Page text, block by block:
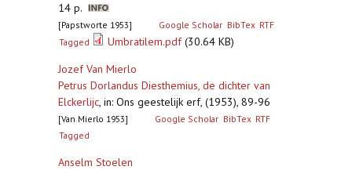
14 p.
[Papstworte 1953] Google Scholar BibTex RTF
Tagged
Umbratilem.pdf(30.64 KB)
Jozef Van Mierlo
Petrus Dorlandus Diesthemius, de dichter van
Elckerlijc, in: Ons geestelijk erf, (1953), 89-96
[Van Mierlo 1953] Google Scholar BibTex RTF
Tagged
Anselm Stoelen